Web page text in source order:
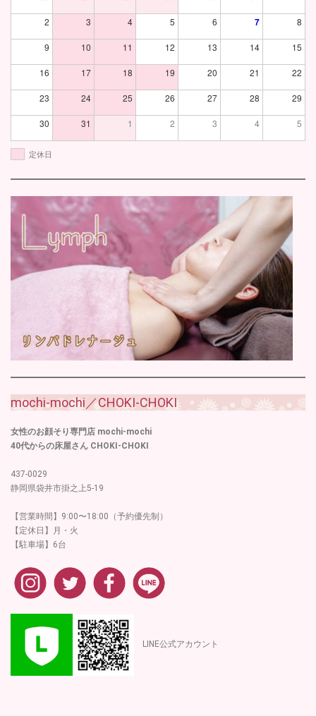
2 3 4 5 6 7 8
9 10 11 12 13 14 15
16 17 18 19 20 21 22
23 24 25 26 27 28 29
30 31 1 2 3 4 5
定休日
mochi-mochi／CHOKI-CHOKI
女性のお顔そり専門店 mochi-mochi
40代からの床屋さん CHOKI-CHOKI
437-0029
静岡県袋井市掛之上5-19
【営業時間】9:00〜18:00（予約優先制）
【定休日】月・火
【駐車場】6台
LINE公式アカウント